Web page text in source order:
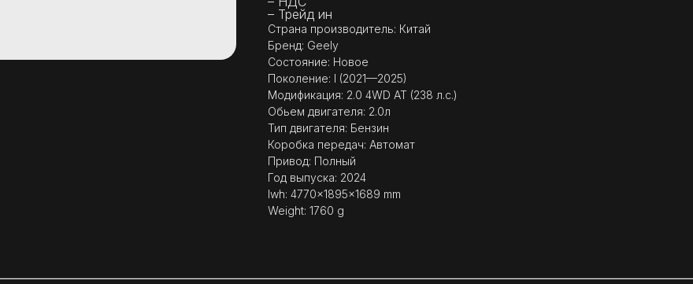
– Трейд ин
Страна производитель: Китай
Бренд: Geely
Состояние: Новое
Поколение: I (2021—2025)
Модификация: 2.0 4WD AT (238 л.с.)
Обьем двигателя: 2.0л
Тип двигателя: Бензин
Коробка передач: Автомат
Привод: Полный
Год выпуска: 2024
lwh: 4770x1895x1689 mm
Weight: 1760 g